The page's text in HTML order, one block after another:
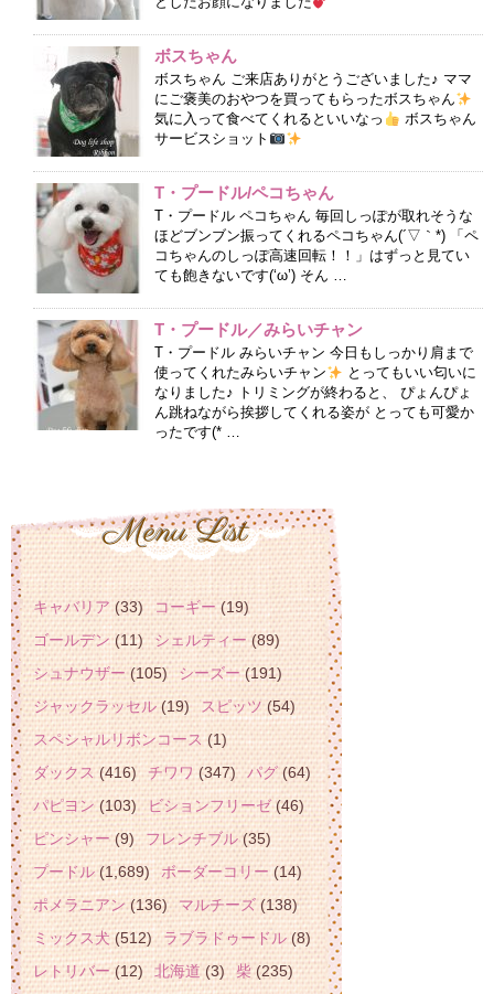
ボスちゃん
ボスちゃん ご来店ありがとうございました♪ ママ
にご褒美のおやつを買ってもらったボスちゃん
気に入って食べてくれるといいなっ
ボスちゃん
サービスショット
T・プードル/ペコちゃん
T・プードル ペコちゃん 毎回しっぽが取れそうな
ほどブンブン振ってくれるペコちゃん(´▽｀*) 「ペ
コちゃんのしっぽ高速回転！！」はずっと見てい
ても飽きないです(‘ω’) そん …
T・プードル／みらいチャン
T・プードル みらいチャン 今日もしっかり肩まで
使ってくれたみらいチャン
とってもいい匂いに
なりました♪ トリミングが終わると、 ぴょんぴょ
ん跳ねながら挨拶してくれる姿が とっても可愛か
ったです(* …
キャバリア(33) コーギー(19)
ゴールデン(11) シェルティー(89)
シュナウザー(105) シーズー(191)
ジャックラッセル(19) スピッツ(54)
スペシャルリボンコース(1)
ダックス(416) チワワ(347) パグ(64)
パピヨン(103) ビションフリーゼ(46)
ピンシャー(9) フレンチブル(35)
プードル(1,689) ボーダーコリー(14)
ポメラニアン(136) マルチーズ(138)
ミックス犬(512) ラブラドゥードル(8)
レトリバー(12) 北海道(3) 柴(235)